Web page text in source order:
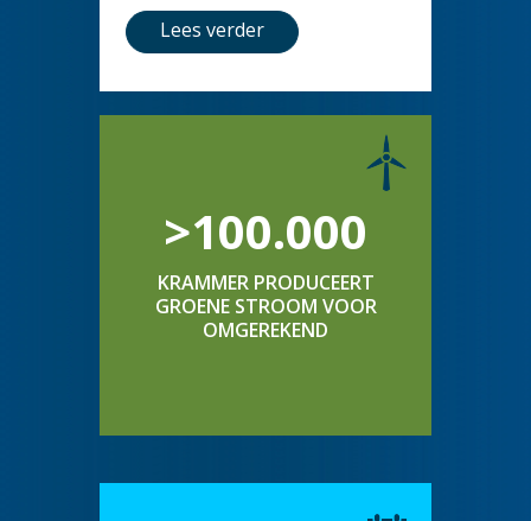
Lees verder
>100.000
KRAMMER PRODUCEERT
GROENE STROOM VOOR
OMGEREKEND